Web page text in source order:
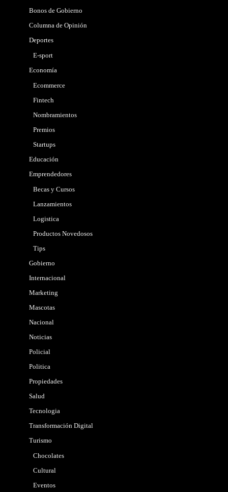
Bonos de Gobierno
Columna de Opinión
Deportes
E-sport
Economía
Ecommerce
Fintech
Nombramientos
Premios
Startups
Educación
Emprendedores
Becas y Cursos
Lanzamientos
Logistica
Productos Novedosos
Tips
Gobierno
Internacional
Marketing
Mascotas
Nacional
Noticias
Policial
Politica
Propiedades
Salud
Tecnologia
Transformación Digital
Turismo
Chocolates
Cultural
Eventos